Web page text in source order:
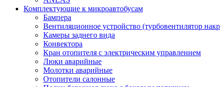
Комплектующие к микроавтобусам
Бампера
Вентиляционное устройство (турбовентилятор
Камеры заднего вида
Конвектора
Кран отопителя с электрическим управлением
Люки аварийные
Молотки аварийные
Отопители салонные